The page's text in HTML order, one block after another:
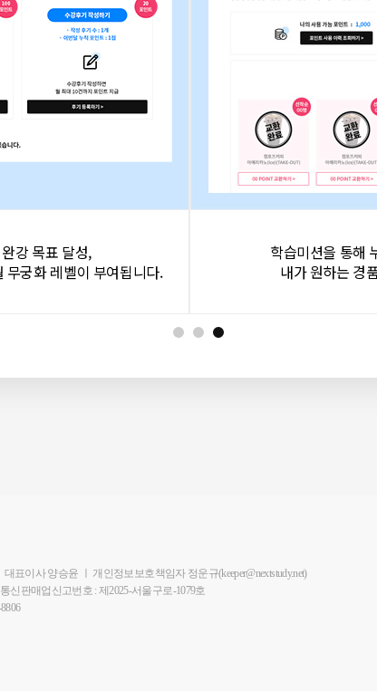
강 목표 달성,
무궁화 레벨이 부여됩니다.
학습미션을 통해
내가 원하는 경
대표이사 양승윤
개인정보보호책임자 정운규(keeper@nextstudy.net)
통신판매업신고번호 : 제2025-서울구로-1079호